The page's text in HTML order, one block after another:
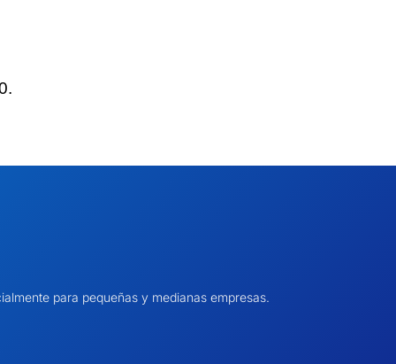
para pequeñas y medianas empresas.